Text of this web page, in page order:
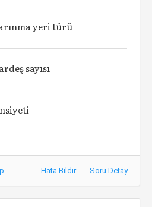
yeri türü
sayısı
Hata Bildir Soru Detay